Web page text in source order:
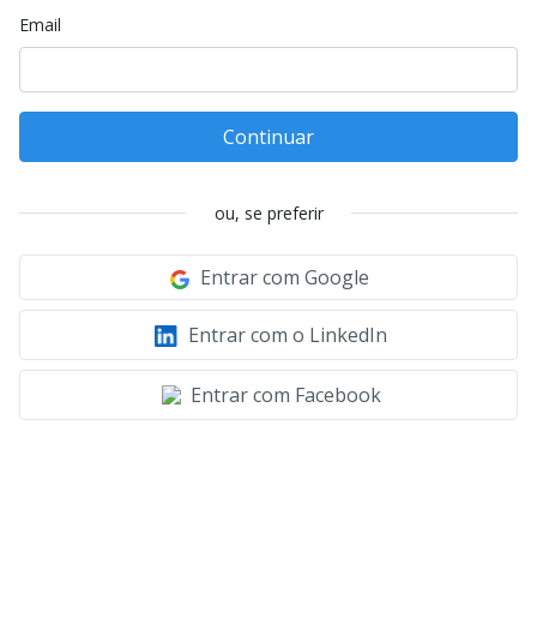
Email
Continuar
ou, se preferir
Entrar com Google
Entrar com o LinkedIn
Entrar com Facebook